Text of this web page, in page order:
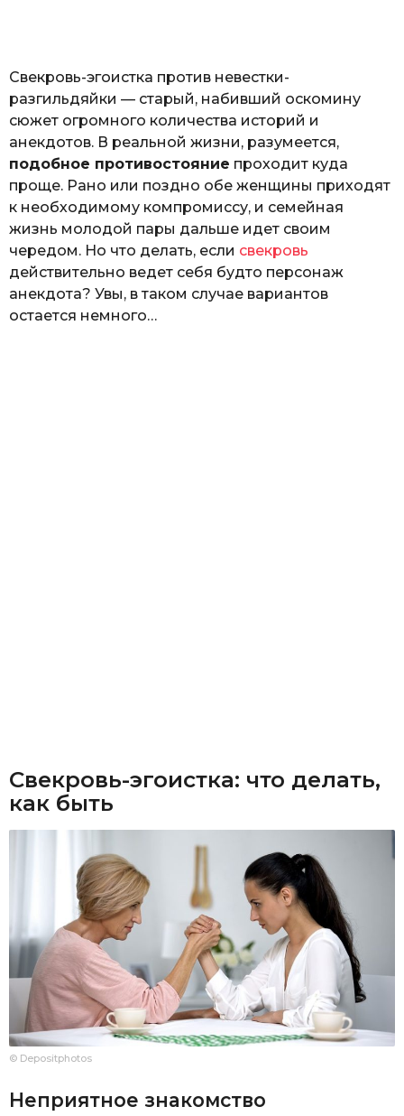
Свекровь-эгоистка против невестки-
разгильдяйки — старый, набивший оскомину
сюжет огромного количества историй и
анекдотов. В реальной жизни, разумеется,
подобное противостояние проходит куда
проще. Рано или поздно обе женщины приходят
к необходимому компромиссу, и семейная
жизнь молодой пары дальше идет своим
чередом. Но что делать, если свекровь
действительно ведет себя будто персонаж
анекдота? Увы, в таком случае вариантов
остается немного…
Свекровь-эгоистка: что делать,
как быть
© Depositphotos
Неприятное знакомство